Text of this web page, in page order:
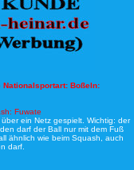
Nationalsportart: Boßeln:
Fuwate
ein Netz gespielt. Wichtig: der
darf der Ball nur mit dem Fuß
ähnlich wie beim Squash, auch
darf.